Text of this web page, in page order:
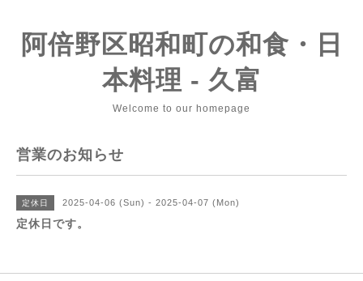
阿倍野区昭和町の和食・日
本料理 - 久富
Welcome to our homepage
営業のお知らせ
定休日 2025-04-06 (Sun) - 2025-04-07 (Mon)
定休日です。